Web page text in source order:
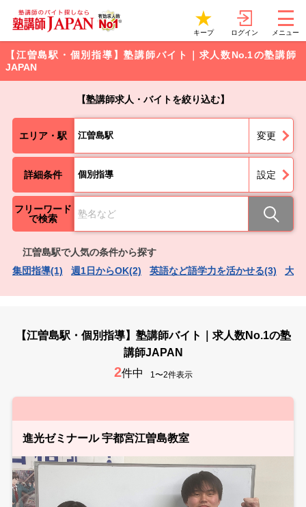
キープ ログイン メニュー
【江曽島駅・個別指導】塾講師バイト｜求人数No.1の塾講師
JAPAN
【塾講師求人・バイトを絞り込む】
エリア・駅 江曽島駅 変更
詳細条件 個別指導 設定
フリーワード
で検索
江曽島駅で人気の条件から探す
集団指導(1)
週1日からOK(2) 英語など語学力を活かせる(3) 大
【江曽島駅・個別指導】塾講師バイト｜求人数No.1の塾
講師JAPAN
2件中 1〜2件表示
進光ゼミナール 宇都宮江曽島教室